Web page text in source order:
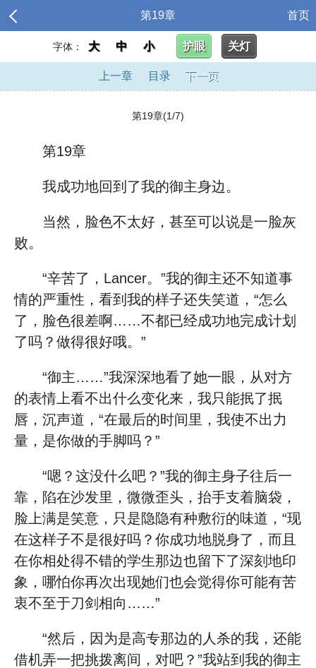
第19章 首页
字体： 大 中 小 护眼 关灯
上一章 目录 下一页
第19章(1/7)
第19章
我成功地回到了我的御主身边。
当然，脸色不太好，甚至可以说是一脸灰
败。
“辛苦了，Lancer。”我的御主还不知道事
情的严重性，看到我的样子还失笑道，“怎么
了，脸色很差啊……不都已经成功地完成计划
了吗？做得很好哦。”
“御主……”我深深地看了她一眼，从对方
的表情上看不出什么变化来，我只能抿了抿
唇，沉声道，“在最后的时间里，我使不出力
量，是你做的手脚吗？”
“嗯？这没什么吧？”我的御主身子往后一
靠，陷在沙发里，微微歪头，抬手支着脑袋，
脸上满是笑意，只是隐隐有种敷衍的味道，“现
在这样子不是很好吗？你成功地脱身了，而且
在你相处得不错的学生那边也留下了深刻地印
象，哪怕你再次出现她们也会觉得你可能有苦
衷不至于刀剑相向……”
“然后，因为是高专那边的人杀的我，还能
借机弄一把挑拨离间，对吧？”我站到我的御主